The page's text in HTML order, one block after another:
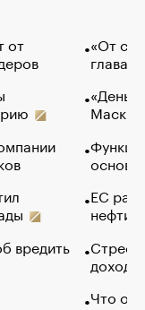
от
вредить
«От
глава
Маск в
основ
ЕС
нефти
Что